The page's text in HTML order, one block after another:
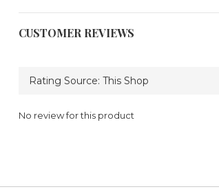
CUSTOMER REVIEWS
No review for this product